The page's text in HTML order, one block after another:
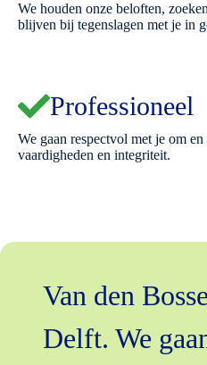
We houden onze beloften,
blijven bij tegenslagen met je in
Professioneel
We gaan respectvol met je om
vaardigheden en integriteit.
Van den
Delft. We